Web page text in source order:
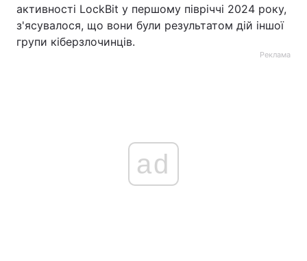
активності LockBit у першому півріччі 2024 року,
з'ясувалося, що вони були результатом дій іншої
групи кіберзлочинців.
Реклама
ad